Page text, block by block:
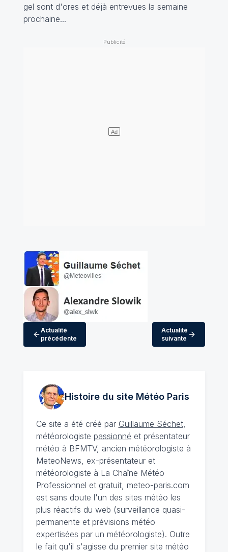
gel sont d'ores et déjà entrevues la semaine
prochaine...
Actualité
précédente
Actualité
suivante
Histoire du site MétéoParis
Ce site a été créé par Guillaume Séchet,
météorologiste passionné et présentateur
météo à BFMTV, ancien météorologiste à
MeteoNews, ex-présentateur et
météorologiste à La Chaîne Météo
Professionnel et gratuit, meteo-paris.com
est sans doute l'un des sites météo les
plus réactifs du web (surveillance quasi-
permanente et prévisions météo
expertisées par un météorologiste). Outre
le fait qu'il s'agisse du premier site météo